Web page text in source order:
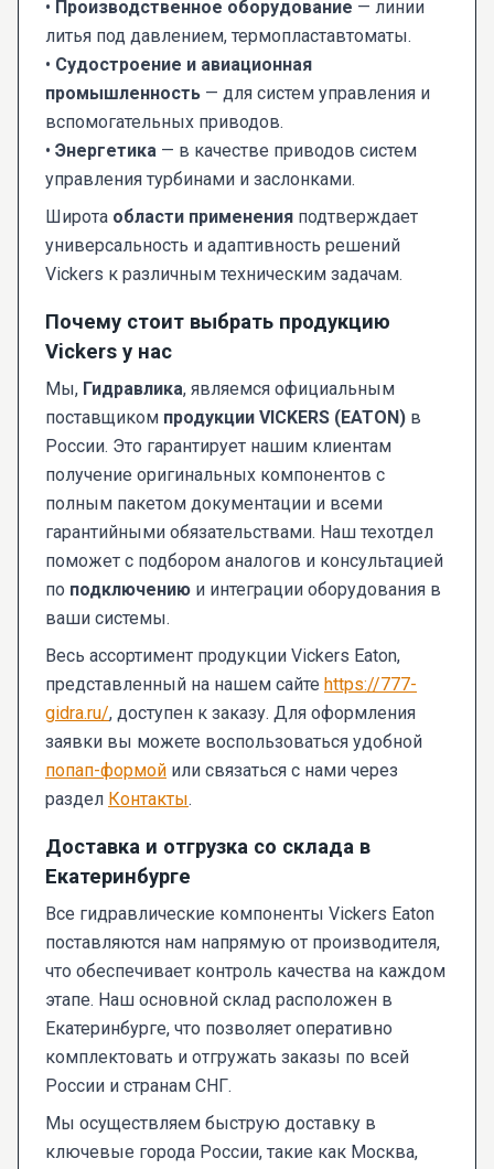
• Производственное оборудование — линии
литья под давлением, термопластавтоматы.
• Судостроение и авиационная
промышленность — для систем управления и
вспомогательных приводов.
• Энергетика — в качестве приводов систем
управления турбинами и заслонками.
Широта области применения подтверждает
универсальность и адаптивность решений
Vickers к различным техническим задачам.
Почему стоит выбрать продукцию
Vickers у нас
Мы, Гидравлика, являемся официальным
поставщиком продукции VICKERS (EATON) в
России. Это гарантирует нашим клиентам
получение оригинальных компонентов с
полным пакетом документации и всеми
гарантийными обязательствами. Наш техотдел
поможет с подбором аналогов и консультацией
по подключению и интеграции оборудования в
ваши системы.
Весь ассортимент продукции Vickers Eaton,
представленный на нашем сайте https://777-
gidra.ru/, доступен к заказу. Для оформления
заявки вы можете воспользоваться удобной
попап-формой или связаться с нами через
раздел Контакты.
Доставка и отгрузка со склада в
Екатеринбурге
Все гидравлические компоненты Vickers Eaton
поставляются нам напрямую от производителя,
что обеспечивает контроль качества на каждом
этапе. Наш основной склад расположен в
Екатеринбурге, что позволяет оперативно
комплектовать и отгружать заказы по всей
России и странам СНГ.
Мы осуществляем быструю доставку в
ключевые города России, такие как Москва,